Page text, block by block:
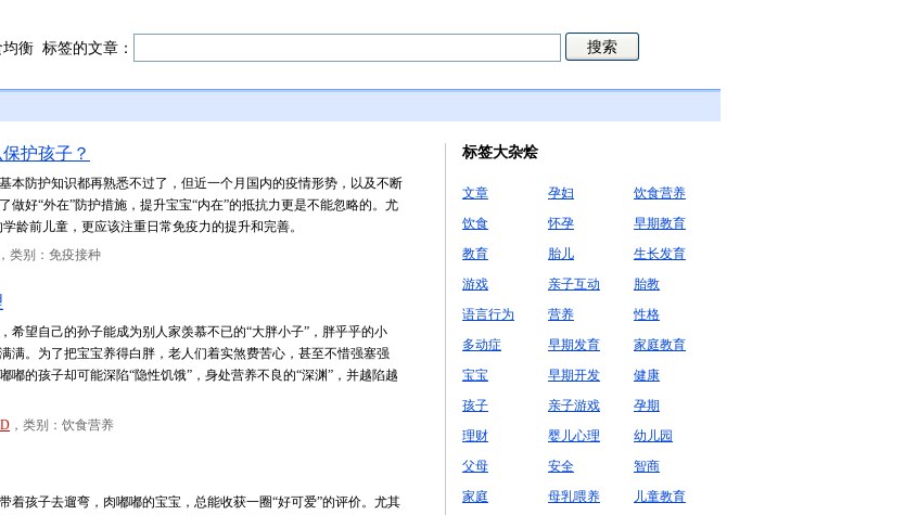
均衡 标签的文章：
护孩子？
本防护知识都再熟悉不过了，但近一个月国内的疫情形势，以及不断
好“外在”防护措施，提升宝宝“内在”的抵抗力更是不能忽略的。尤
龄前儿童，更应该注重日常免疫力的提升和完善。
，类别：免疫接种
望自己的孙子能成为别人家羡慕不已的“大胖小子”，胖乎乎的小
满。为了把宝宝养得白胖，老人们着实煞费苦心，甚至不惜强塞强
的孩子却可能深陷“隐性饥饿”，身处营养不良的“深渊”，并越陷越
，类别：饮食营养
孩子去遛弯，肉嘟嘟的宝宝，总能收获一圈“好可爱”的评价。尤其
标签大杂烩
文章 孕妇
饮食营养
饮食
怀孕
早期教育
教育
胎儿
生长发育
游戏
亲子互动
胎教
语言行为
营养
性格
多动症
早期发育
家庭教育
宝宝
早期开发
健康
孩子
亲子游戏
孕期
理财
婴儿心理
幼儿园
父母
安全
智商
家庭
母乳喂养
儿童教育